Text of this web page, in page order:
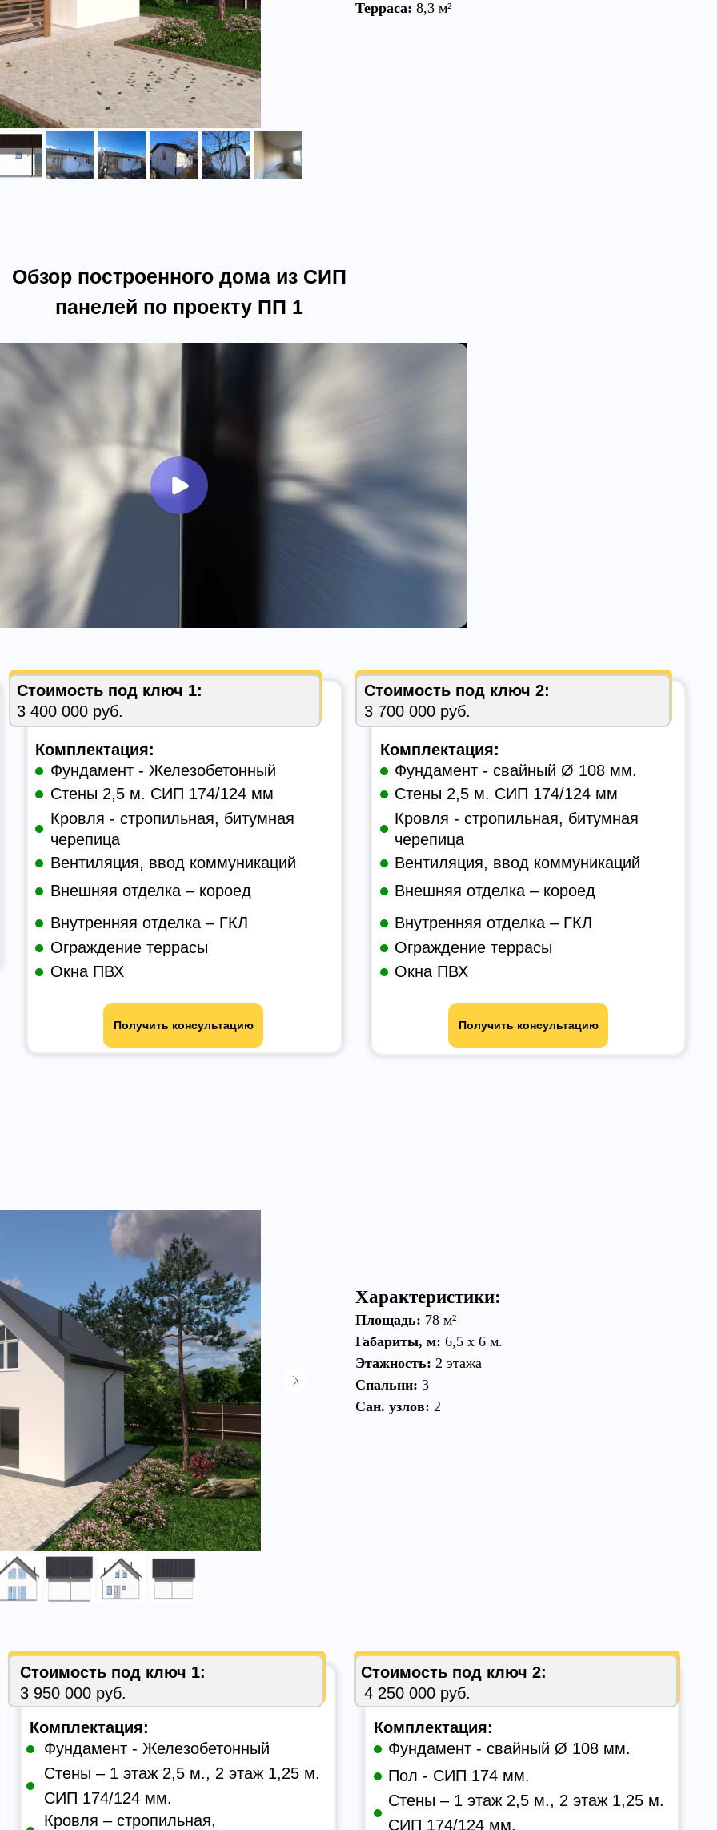
Терраса: 8,3 м²
Обзор построенного дома из СИП
панелей по проекту ПП 1
Фундамент - Железобетонный
Стены 2,5 м. СИП 174/124 мм
Кровля - стропильная, битумная
черепица
Вентиляция, ввод коммуникаций
Внешняя отделка – короед
Внутренняя отделка – ГКЛ
Ограждение террасы
Окна ПВХ
Фундамент - свайный Ø 108 мм.
Стены 2,5 м. СИП 174/124 мм
Кровля - стропильная, битумная
черепица
Вентиляция, ввод коммуникаций
Внешняя отделка – короед
Внутренняя отделка – ГКЛ
Ограждение террасы
Окна ПВХ
Комплектация: Комплектация:
Получить консультацию Получить консультацию
Стоимость под ключ 1:
3 400 000 руб.
3 700 000 руб.
Стоимость под ключ 2:
Характеристики:
Площадь: 78 м²
Габариты, м: 6,5 х 6 м.
Этажность: 2 этажа
Спальни: 3
Сан. узлов: 2
Фундамент - Железобетонный Фундамент - свайный Ø 108 мм.
Комплектация:
Стоимость под ключ 1:
Комплектация:
Стоимость под ключ 2:
Стены – 1 этаж 2,5 м., 2 этаж 1,25 м.
СИП 174/124 мм.
Кровля – стропильная,
Стены – 1 этаж 2,5 м., 2 этаж 1,25 м.
СИП 174/124 мм.
Пол - СИП 174 мм.
3 950 000 руб. 4 250 000 руб.